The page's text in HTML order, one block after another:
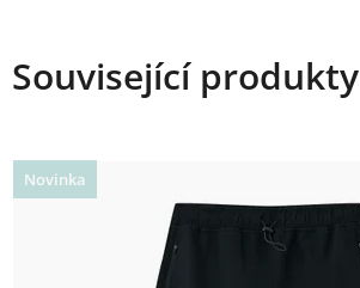
Související produkty
Novinka